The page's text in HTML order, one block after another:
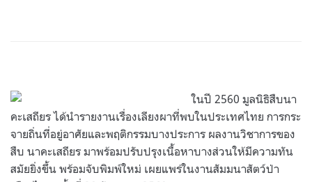
ในปี 2560 มูลนิธิสืบนา
คะเสถียร ได้นำรายงานเรื่องเลียงผาที่พบในประเทศไทย การกระ
จายถิ่นที่อยู่อาศัยและพฤติกรรมบางประการ ผลงานวิชาการของ
สืบ นาคะเสถียร มาพร้อมปรับปรุงเนื้อหาบางส่วนให้มีความทัน
สมัยยิ่งขึ้น พร้อมจับพิมพ์ใหม่ เผยแพร่ในงานสัมมนาสัตว์ป่า